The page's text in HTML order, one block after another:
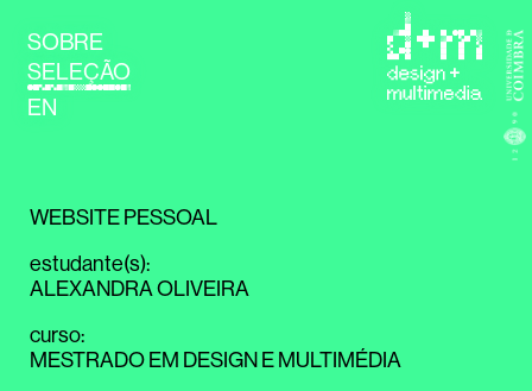
SOBRE
SELEÇÃO
EN
WEBSITE PESSOAL
estudante(s):
ALEXANDRA OLIVEIRA
curso:
MESTRADO EM DESIGN E MULTIMÉDIA